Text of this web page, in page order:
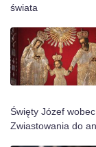
świata
Święty Józef
Zwiastowania do